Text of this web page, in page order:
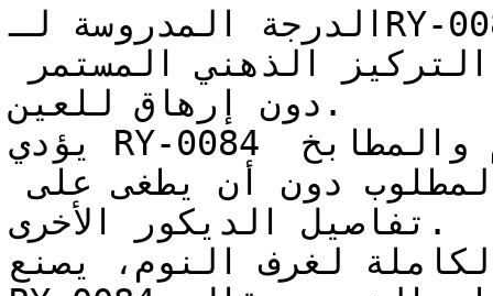
الدرجة المدروسة لـRY-0084 تعمل بكفاءة في المكاتب
دون إرهاق للعين.
يؤدي RY-0084 دوراً رائعاً في مساحات الطعام والمطابخ
المفتوحة، حيث يوفر الدفء المطلوب دون أن يطغى على
تفاصيل الديكور الأخرى.
لغرف النوم، يصنع